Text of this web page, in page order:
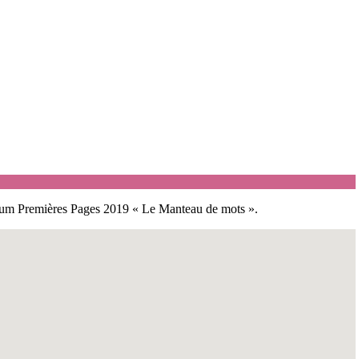
Premières Pages 2019 « Le Manteau de mots ».